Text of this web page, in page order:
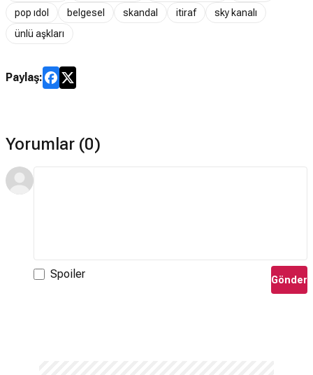
pop ıdol
belgesel skandal itiraf
sky kanalı
ünlü aşkları
Paylaş:
Yorumlar (0)
Spoiler Gönder